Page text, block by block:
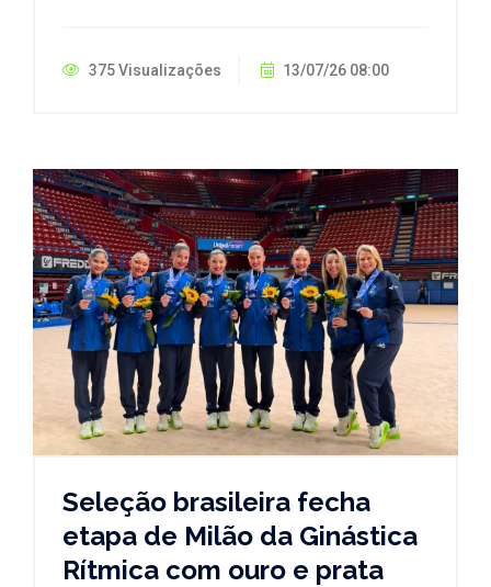
375 Visualizações 13/07/26 08:00
Seleção brasileira fecha
etapa de Milão da Ginástica
Rítmica com ouro e prata